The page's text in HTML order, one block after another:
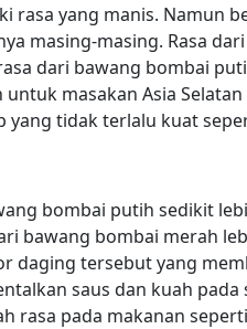
rasa yang manis. Namun
masing-masing. Rasa
dari bawang bombai
masakan Asia
tidak terlalu kuat
bombai putih sedikit
bawang bombai merah
daging tersebut yang
saus dan kuah
rasa pada makanan